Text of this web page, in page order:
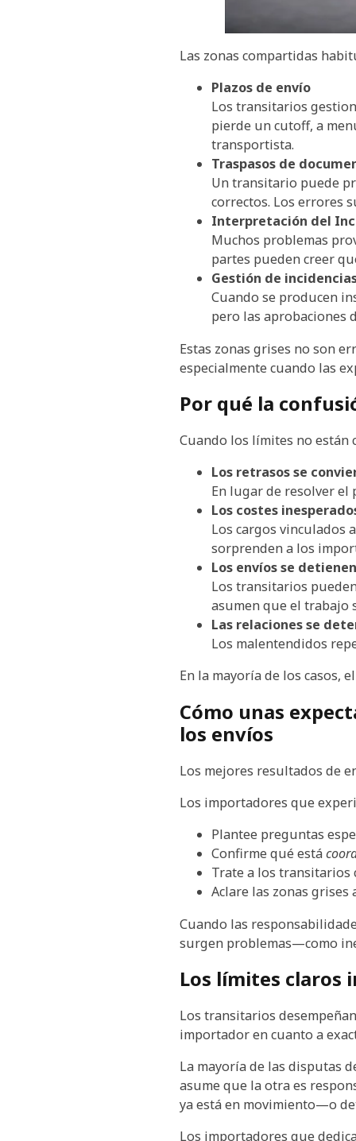
Las zonas compartidas
Plazos de envío
Los transitarios
pierde un cutoff, a
transportista.
Traspasos de
Un transitario puede
correctos. Los errores
Interpretación del
Muchos problemas
partes pueden creer
Gestión de
Cuando se producen
pero las aprobaciones
Estas zonas grises no son
especialmente cuando las
Por qué la
Cuando los límites no están
Los retrasos se
En lugar de resolver el
Los costes
Los cargos vinculados
sorprenden a los
Los envíos se
Los transitarios
asumen que el trabajo
Las relaciones se
Los malentendidos
En la mayoría de los casos,
Cómo unas
los envíos
Los mejores resultados de
Los importadores que
Plantee preguntas
Confirme qué está
Trate a los transitarios
Aclare las zonas grises
Cuando las
surgen problemas—como
Los límites claros
Los transitarios
importador en cuanto a
La mayoría de las disputas
asume que la otra es
ya está en movimiento—o
Los importadores que